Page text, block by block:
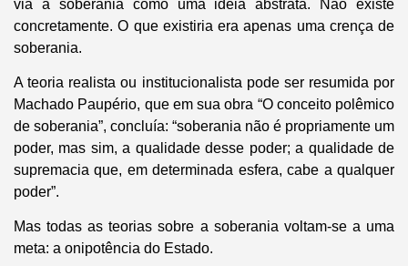
via a soberania como uma ideia abstrata. Não existe
concretamente. O que existiria era apenas uma crença de
soberania.
A teoria realista ou institucionalista pode ser resumida por
Machado Paupério, que em sua obra “O conceito polêmico
de soberania”, concluía: “soberania não é propriamente um
poder, mas sim, a qualidade desse poder; a qualidade de
supremacia que, em determinada esfera, cabe a qualquer
poder”.
Mas todas as teorias sobre a soberania voltam-se a uma
meta: a onipotência do Estado.